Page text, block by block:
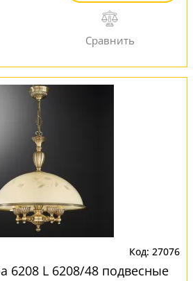
27076
6208 L 6208/48 подвесные